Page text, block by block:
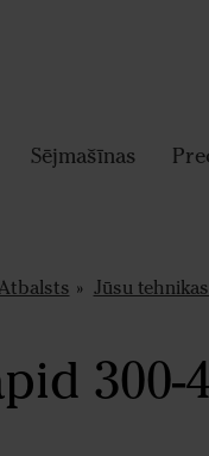
Sējmašīnas
Jūsu
300-